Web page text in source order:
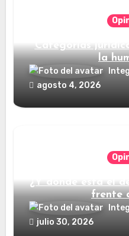
Categorías
la
agosto 4, 2026
¿Y dónde está el
frente
julio 30, 2026